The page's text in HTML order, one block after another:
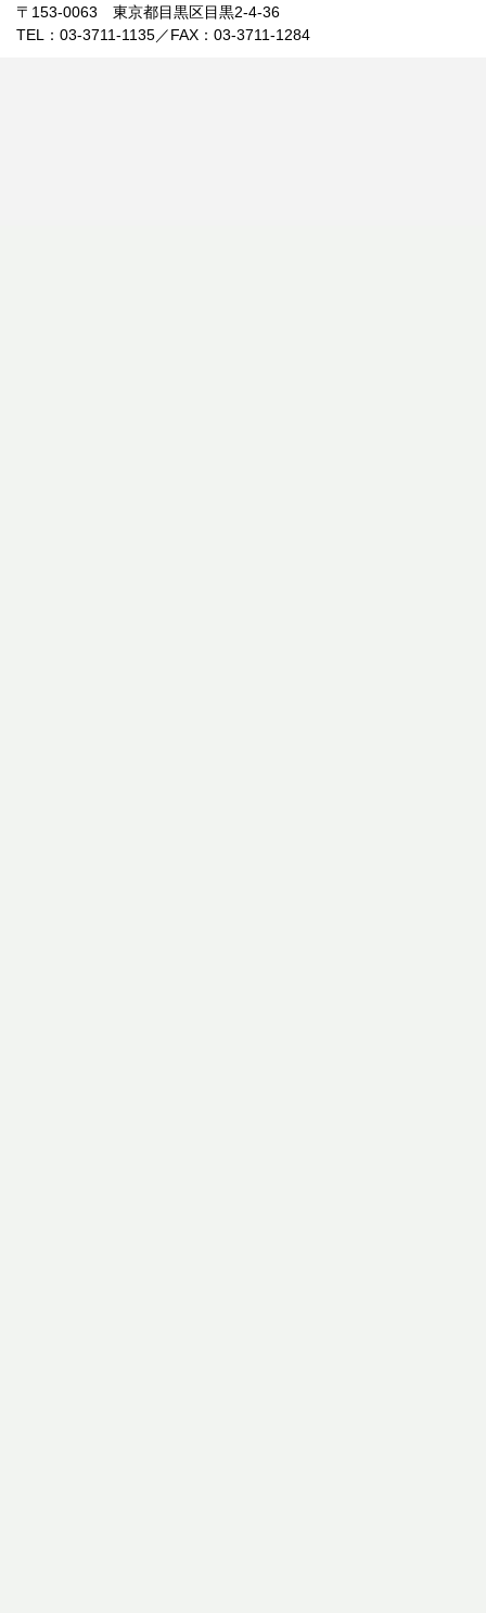
〒153-0063 東京都目黒区目黒2-4-36
TEL：03-3711-1135／FAX：03-3711-1284